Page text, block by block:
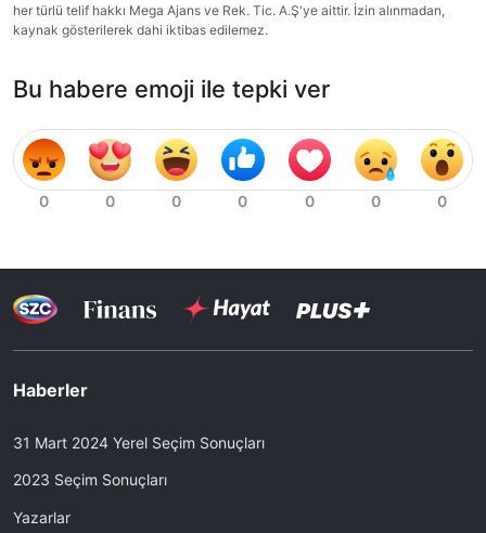
her türlü telif hakkı Mega Ajans ve Rek. Tic. A.Ş'ye aittir. İzin alınmadan,
kaynak gösterilerek dahi iktibas edilemez.
Bu habere emoji ile tepki ver
Haberler
31 Mart 2024 Yerel Seçim Sonuçları
2023 Seçim Sonuçları
Yazarlar